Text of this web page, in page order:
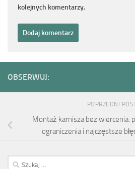
kolejnych komentarzy.
OBSERWUJ:
POPRZEDNI
Montaż karnisza bez wiercenia:
ograniczenia i najczęstsze
Szukaj: